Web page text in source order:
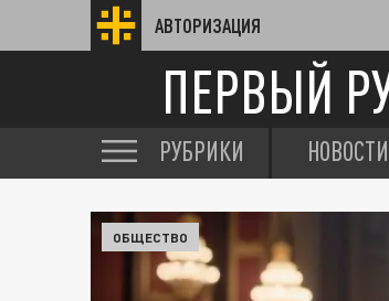
АВТОРИЗАЦИЯ
ПЕРВЫЙ
РУБРИКИ НОВОСТИ
ОБЩЕСТВО